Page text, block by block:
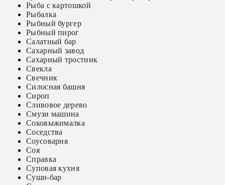
Рыба с картошкой
Рыбалка
Рыбный бургер
Рыбный пирог
Салатный бар
Сахарный завод
Сахарный тростник
Свекла
Свечник
Силосная башня
Сироп
Сливовое дерево
Смузи машина
Соковыжималка
Соседства
Соусоварня
Соя
Справка
Суповая кухня
Суши-бар